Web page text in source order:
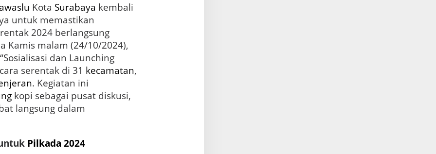
Kota Surabaya kembali
untuk memastikan
2024 berlangsung
Kamis malam (24/10/2024),
dan Launching
serentak di 31 kecamatan,
. Kegiatan ini
kopi sebagai pusat diskusi,
langsung dalam
Pilkada 2024